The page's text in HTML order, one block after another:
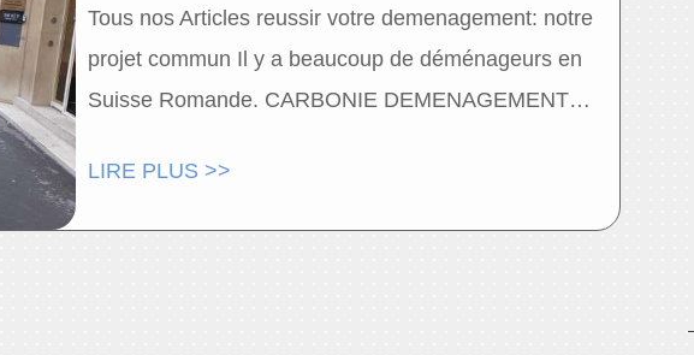
Tous nos Articles reussir votre demenagement: notre
projet commun Il y a beaucoup de déménageurs en
Suisse Romande. CARBONIE DEMENAGEMENT…
LIRE PLUS >>